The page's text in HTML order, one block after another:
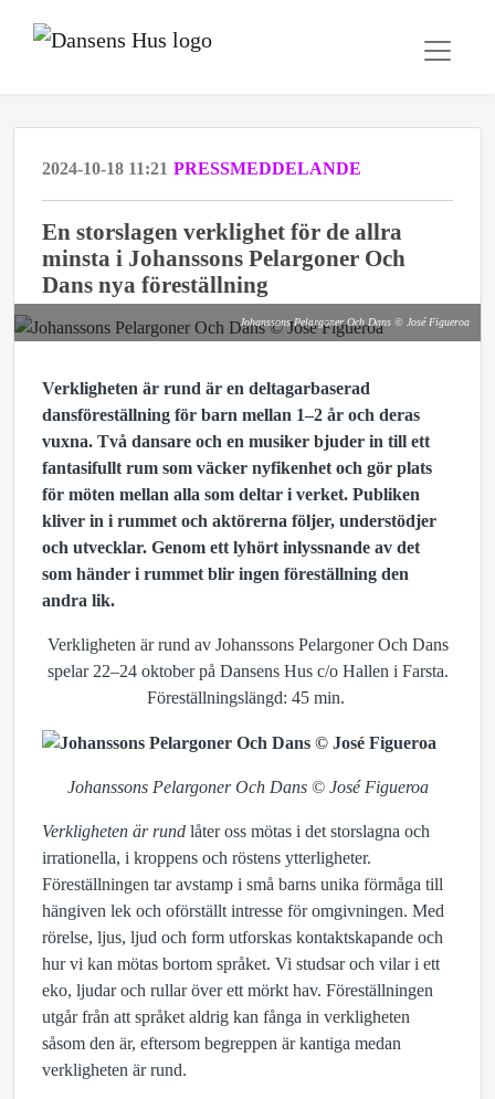
2024-10-18 11:21 PRESSMEDDELANDE
En storslagen verklighet för de allra
minsta i Johanssons Pelargoner Och
Dans nya föreställning
Johanssons Pelargoner Och Dans © José Figueroa
Verkligheten är rund är en deltagarbaserad
dansföreställning för barn mellan 1–2 år och deras
vuxna. Två dansare och en musiker bjuder in till ett
fantasifullt rum som väcker nyfikenhet och gör plats
för möten mellan alla som deltar i verket. Publiken
kliver in i rummet och aktörerna följer, understödjer
och utvecklar. Genom ett lyhört inlyssnande av det
som händer i rummet blir ingen föreställning den
andra lik.
Verkligheten är rund av Johanssons Pelargoner Och Dans
spelar 22–24 oktober på Dansens Hus c/o Hallen i Farsta.
Föreställningslängd: 45 min.
Johanssons Pelargoner Och Dans © José Figueroa
Verkligheten är rund låter oss mötas i det storslagna och
irrationella, i kroppens och röstens ytterligheter.
Föreställningen tar avstamp i små barns unika förmåga till
hängiven lek och oförställt intresse för omgivningen. Med
rörelse, ljus, ljud och form utforskas kontaktskapande och
hur vi kan mötas bortom språket. Vi studsar och vilar i ett
eko, ljudar och rullar över ett mörkt hav. Föreställningen
utgår från att språket aldrig kan fånga in verkligheten
såsom den är, eftersom begreppen är kantiga medan
verkligheten är rund.